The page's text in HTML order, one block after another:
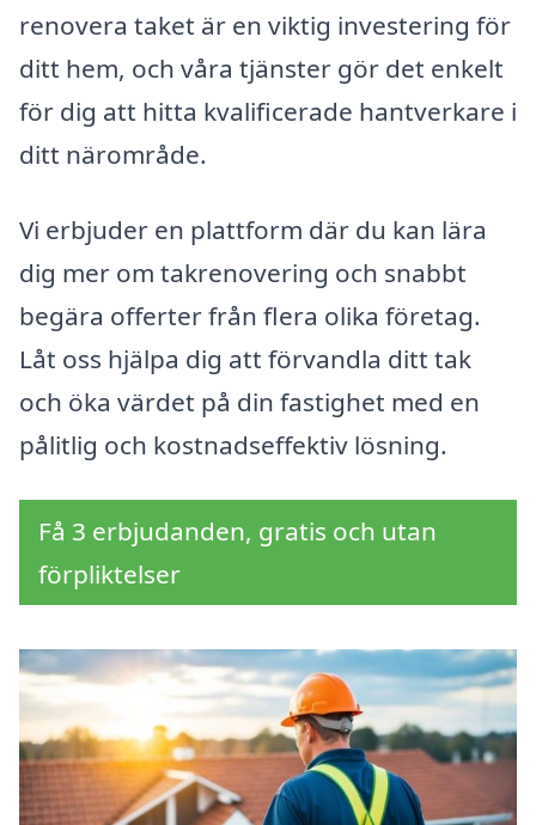
renovera taket är en viktig investering för
ditt hem, och våra tjänster gör det enkelt
för dig att hitta kvalificerade hantverkare i
ditt närområde.
Vi erbjuder en plattform där du kan lära
dig mer om takrenovering och snabbt
begära offerter från flera olika företag.
Låt oss hjälpa dig att förvandla ditt tak
och öka värdet på din fastighet med en
pålitlig och kostnadseffektiv lösning.
Få 3 erbjudanden, gratis och utan
förpliktelser